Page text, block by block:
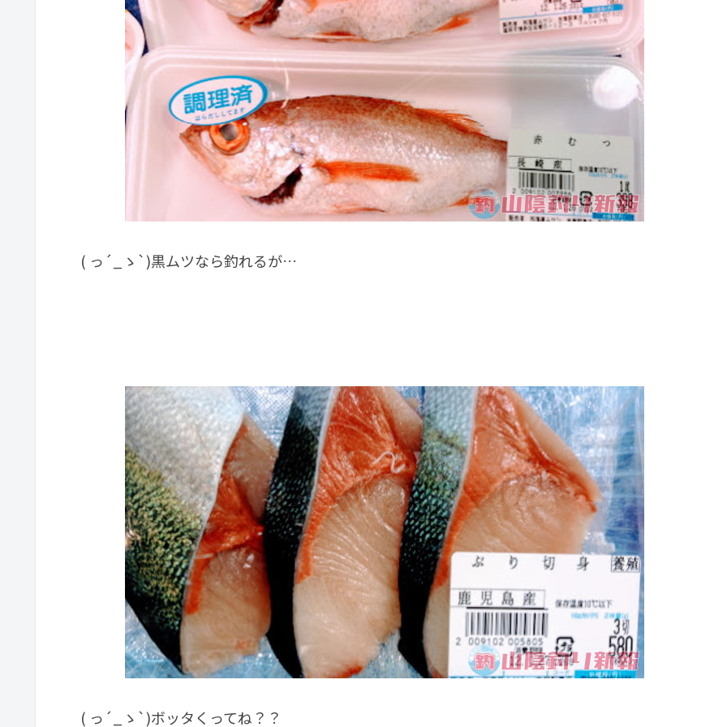
( っ´_ゝ`)黒ムツなら釣れるが…
( っ´_ゝ`)ボッタくってね？？